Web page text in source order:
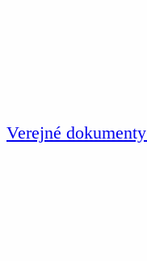
Verejné dokumenty